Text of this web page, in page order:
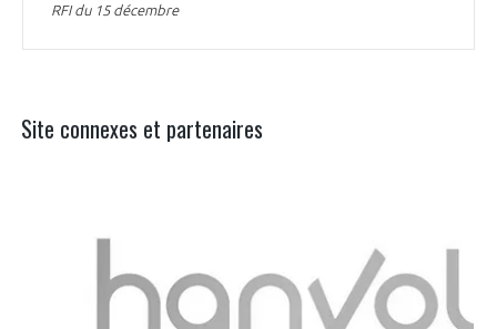
RFI du 15 décembre
Site connexes et partenaires